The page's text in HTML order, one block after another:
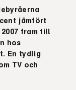
jämfört
fram till
hos
En tydlig
TV och